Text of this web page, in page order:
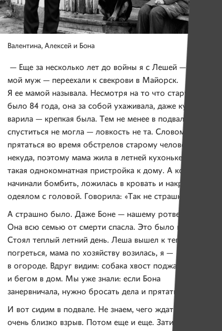
Валентина, Алексей и Бона
— Еще за несколько лет до войны я с Лешей — это
мой муж — переехали к свекрови в Майорск.
Я ее мамой называла. Несмотря на то что старушке
было 84 года, она за собой ухаживала, даже кушать
варила — крепкая была. Тем не менее в подвал
спуститься не могла — ловкость не та. Словом,
прятаться во время обстрелов старому человеку
некуда, поэтому мама жила в летней кухоньке — это
такая однокомнатная пристройка к дому. А когда
начинали бомбить, ложилась в кровать и накрывалась
одеялом с головой. Говорила: «Так не страшно».
А страшно было. Даже Боне — нашему ротвейлеру.
Она всю семью от смерти спасла. Это было в августе.
Стоял теплый летний день. Леша вышел к теплице
погреться, мама по хозяйству возилась, я —
в огороде. Вдруг видим: собака хвост поджала
и бегом в дом. Мы уже знали: если Бона
занервничала, нужно бросать дела и прятаться.
И вот сидим в подвале. Не знаем, чего ждать. Вдруг
очень близко взрыв. Потом еще и еще. Затихло.